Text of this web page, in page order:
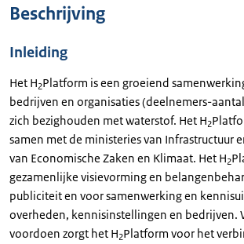
Beschrijving
Inleiding
Het H2Platform is een groeiend
bedrijven en organisaties (deelnemers-
zich bezighouden met waterstof. Het H2
samen met de ministeries van Infrastructuur
van Economische Zaken en Klimaat. Het H2
gezamenlijke visievorming en
publiciteit en voor samenwerking en
overheden, kennisinstellingen en bedrijven.
voordoen zorgt het H2Platform voor het